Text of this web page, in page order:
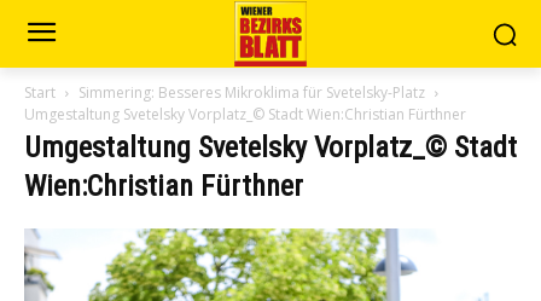
Start
Simmering: Besseres Mikroklima für Svetelsky-Platz
Umgestaltung Svetelsky Vorplatz_© Stadt Wien:Christian Fürthner
Umgestaltung Svetelsky Vorplatz_© Stadt
Wien:Christian Fürthner